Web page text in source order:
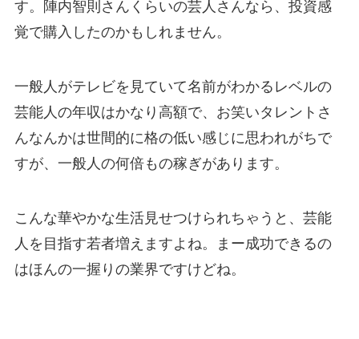
す。陣内智則さんくらいの芸人さんなら、投資感
覚で購入したのかもしれません。
一般人がテレビを見ていて名前がわかるレベルの
芸能人の年収はかなり高額で、お笑いタレントさ
んなんかは世間的に格の低い感じに思われがちで
すが、一般人の何倍もの稼ぎがあります。
こんな華やかな生活見せつけられちゃうと、芸能
人を目指す若者増えますよね。まー成功できるの
はほんの一握りの業界ですけどね。